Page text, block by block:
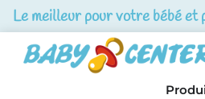
Le meilleur pour votre bébé et